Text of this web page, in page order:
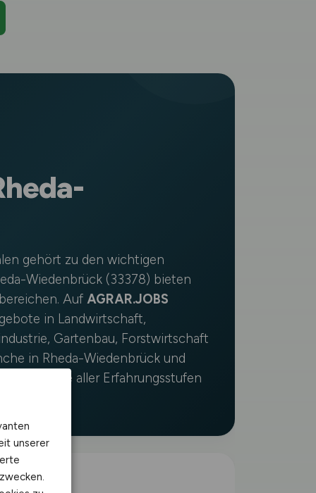
gehört zu den wichtigen
Wiedenbrück (33378) bieten
Auf AGRAR.JOBS
in Landwirtschaft,
Gartenbau, Forstwirtschaft
in Rheda-Wiedenbrück und
Fachkräfte aller Erfahrungsstufen
unserer